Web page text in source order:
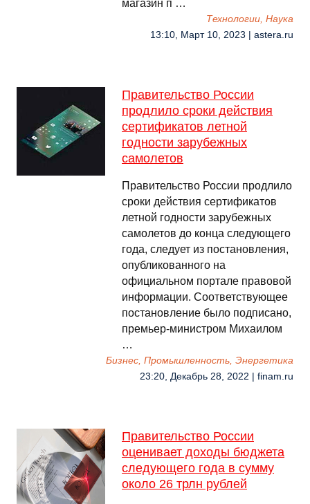
магазин п …
Технологии, Наука
13:10, Март 10, 2023 | astera.ru
Правительство России
продлило сроки действия
сертификатов летной
годности зарубежных
самолетов
Правительство России продлило
сроки действия сертификатов
летной годности зарубежных
самолетов до конца следующего
года, следует из постановления,
опубликованного на
официальном портале правовой
информации. Соответствующее
постановление было подписано,
премьер-министром Михаилом
…
Бизнес, Промышленность, Энергетика
23:20, Декабрь 28, 2022 | finam.ru
Правительство России
оценивает доходы бюджета
следующего года в сумму
около 26 трлн рублей